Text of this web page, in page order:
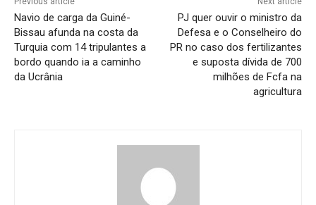
Navio de carga da Guiné-
Bissau afunda na costa da
Turquia com 14 tripulantes a
bordo quando ia a caminho
da Ucrânia
PJ quer ouvir o ministro da
Defesa e o Conselheiro do
PR no caso dos fertilizantes
e suposta dívida de 700
milhões de Fcfa na
agricultura